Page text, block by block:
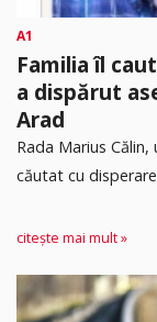
A1
Familia îl
a dispărut
Arad
Rada Marius
căutat cu
citește mai mult »